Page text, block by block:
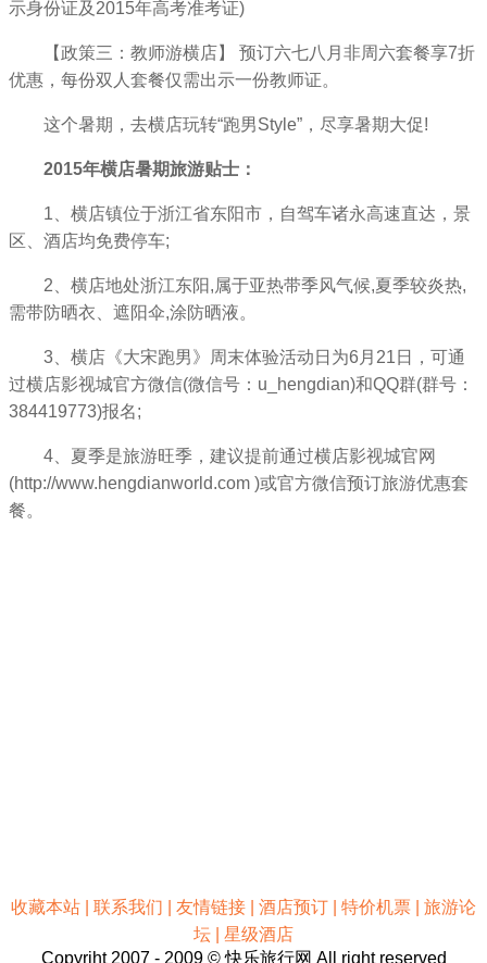
示身份证及2015年高考准考证)
【政策三：教师游横店】 预订六七八月非周六套餐享7折
优惠，每份双人套餐仅需出示一份教师证。
这个暑期，去横店玩转“跑男Style”，尽享暑期大促!
2015年横店暑期旅游贴士：
1、横店镇位于浙江省东阳市，自驾车诸永高速直达，景
区、酒店均免费停车;
2、横店地处浙江东阳,属于亚热带季风气候,夏季较炎热,
需带防晒衣、遮阳伞,涂防晒液。
3、横店《大宋跑男》周末体验活动日为6月21日，可通
过横店影视城官方微信(微信号：u_hengdian)和QQ群(群号：
384419773)报名;
4、夏季是旅游旺季，建议提前通过横店影视城官网
(http://www.hengdianworld.com )或官方微信预订旅游优惠套
餐。
收藏本站 联系我们 友情链接 酒店预订 特价机票
旅游论
坛
星级酒店
Copyriht 2007 - 2009 © 快乐旅行网 All right reserved